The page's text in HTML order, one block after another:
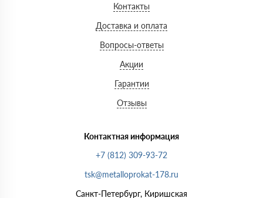
Контакты
Доставка и оплата
Вопросы-ответы
Акции
Гарантии
Отзывы
Контактная информация
+7 (812) 309-93-72
tsk@metalloprokat-178.ru
Санкт-Петербург, Киришская